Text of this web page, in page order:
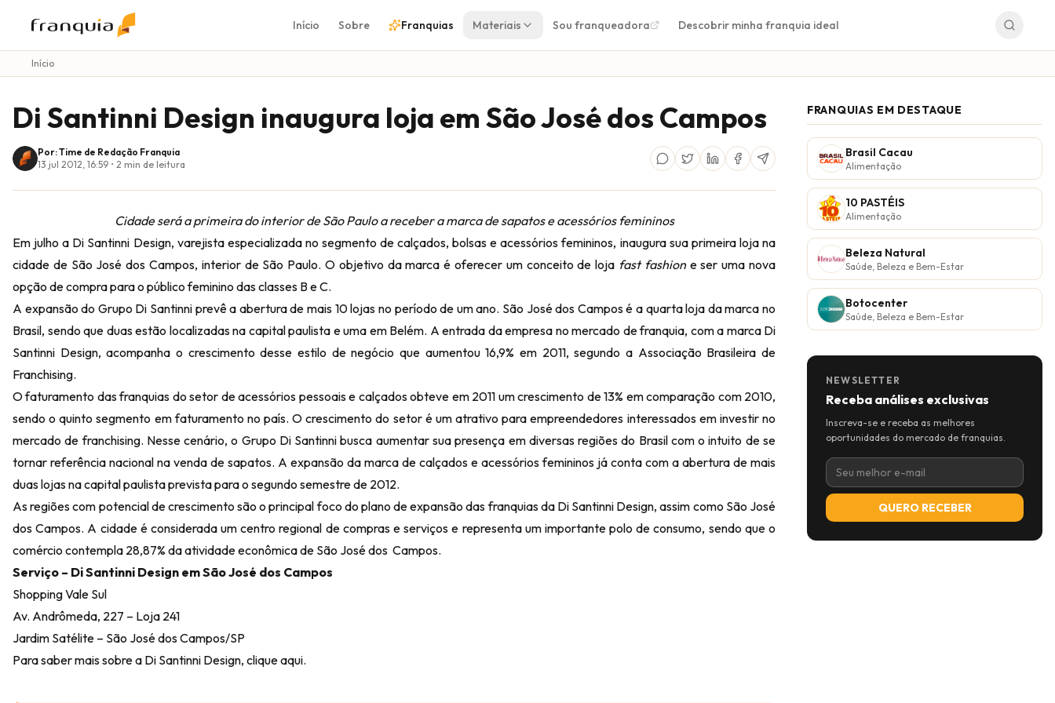
Início Sobre Franquias Materiais Sou franqueadora Descobrir minha franquia ideal
Início
Di Santinni Design inaugura loja em São José dos Campos
Por: Time de Redação Franquia
13 jul 2012, 16:59 • 2 min de leitura
Cidade será a primeira do interior de São Paulo a receber a marca de sapatos e acessórios femininos
Em julho a Di Santinni Design, varejista especializada no segmento de calçados, bolsas e acessórios femininos, inaugura sua primeira loja na
cidade de São José dos Campos, interior de São Paulo. O objetivo da marca é oferecer um conceito de loja fast fashion e ser uma nova
opção de compra para o público feminino das classes B e C.
A expansão do Grupo Di Santinni prevê a abertura de mais 10 lojas no período de um ano. São José dos Campos é a quarta loja da marca no
Brasil, sendo que duas estão localizadas na capital paulista e uma em Belém. A entrada da empresa no mercado de franquia, com a marca Di
Santinni Design, acompanha o crescimento desse estilo de negócio que aumentou 16,9% em 2011, segundo a Associação Brasileira de
Franchising.
O faturamento das franquias do setor de acessórios pessoais e calçados obteve em 2011 um crescimento de 13% em comparação com 2010,
sendo o quinto segmento em faturamento no país. O crescimento do setor é um atrativo para empreendedores interessados em investir no
mercado de franchising. Nesse cenário, o Grupo Di Santinni busca aumentar sua presença em diversas regiões do Brasil com o intuito de se
tornar referência nacional na venda de sapatos. A expansão da marca de calçados e acessórios femininos já conta com a abertura de mais
duas lojas na capital paulista prevista para o segundo semestre de 2012.
As regiões com potencial de crescimento são o principal foco do plano de expansão das franquias da Di Santinni Design, assim como São José
dos Campos. A cidade é considerada um centro regional de compras e serviços e representa um importante polo de consumo, sendo que o
comércio contempla 28,87% da atividade econômica de São José dos Campos.
Serviço – Di Santinni Design em São José dos Campos
Shopping Vale Sul
Av. Andrômeda, 227 – Loja 241
Jardim Satélite – São José dos Campos/SP
Para saber mais sobre a Di Santinni Design, clique aqui.
FRANQUIAS EM DESTAQUE
Brasil Cacau
Alimentação
10 PASTÉIS
Alimentação
Beleza Natural
Saúde, Beleza e Bem-Estar
Botocenter
Saúde, Beleza e Bem-Estar
NEWSLETTER
Receba análises exclusivas
Inscreva-se e receba as melhores
oportunidades do mercado de franquias.
QUERO RECEBER